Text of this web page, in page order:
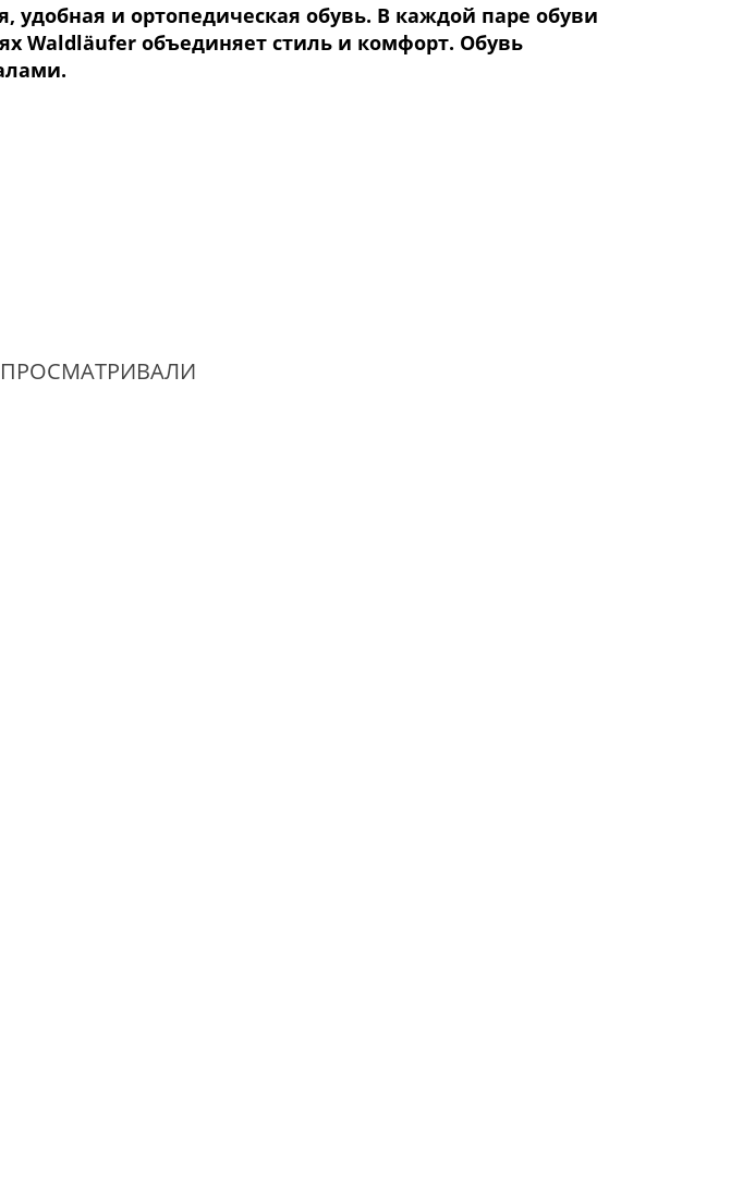
удобная и ортопедическая обувь. В каждой паре обуви
Waldläufer объединяет стиль и комфорт. Обувь